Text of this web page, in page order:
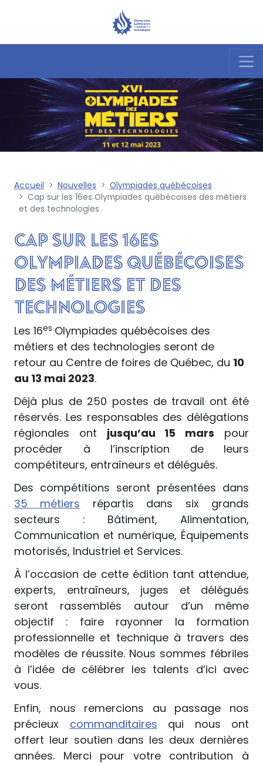
Accueil Nouvelles
Olympiades québécoises
Cap sur les 16es Olympiades québécoises des métiers
et des technologies
Cap sur les 16es
Olympiades québécoises
des métiers et des
technologies
Les 16es Olympiades québécoises des
métiers et des technologies seront de
retour au Centre de foires de Québec, du 10
au 13 mai 2023.
Déjà plus de 250 postes de travail ont été
réservés. Les responsables des délégations
régionales ont jusqu’au 15 mars pour
procéder à l’inscription de leurs
compétiteurs, entraîneurs et délégués.
Des compétitions seront présentées dans
35 métiers répartis dans six grands
secteurs : Bâtiment, Alimentation,
Communication et numérique, Équipements
motorisés, Industriel et Services.
À l’occasion de cette édition tant attendue,
experts, entraîneurs, juges et délégués
seront rassemblés autour d’un même
objectif : faire rayonner la formation
professionnelle et technique à travers des
modèles de réussite. Nous sommes fébriles
à l’idée de célébrer les talents d’ici avec
vous.
Enfin, nous remercions au passage nos
précieux commanditaires qui nous ont
offert leur soutien dans les deux dernières
années. Merci pour votre contribution à